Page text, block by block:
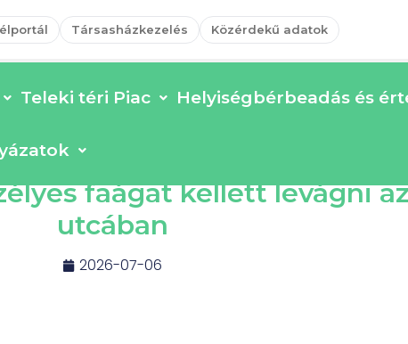
Társasházkezelés Közérdekű adatok
Teleki téri Piac Helyiségbérbeadás és
faágat kellett levágni
utcában
2026-07-06